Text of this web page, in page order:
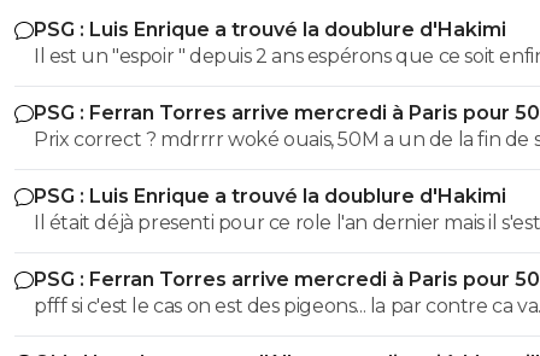
PSG : Luis Enrique a trouvé la doublure d'Hakimi
Il est un "espoir " depuis 2 ans espérons que ce soit enfin son
tour . S'il ne se blesse plus c'est un futur BON àà ce
PSG : Ferran Torres arrive mercredi à Paris pour
Prix correct ? mdrrrr woké ouais, 50M a un de la fin de
contrat, la blague, venez pas pleurer quand je
sur Godts
PSG : Luis Enrique a trouvé la doublure d'Hakimi
Il était déjà presenti pour ce role l'an dernier mais il
l'épaule en juin 2025 avec l'EDF et ça a pourri sa 1ere
de saison. Espérons que ça colle cette fois ci
PSG : Ferran Torres arrive mercredi à Paris pour
pfff si c'est le cas on est des pigeons... la par contre ca va
choquer personne ? On galere a mettre 10M de plus sur